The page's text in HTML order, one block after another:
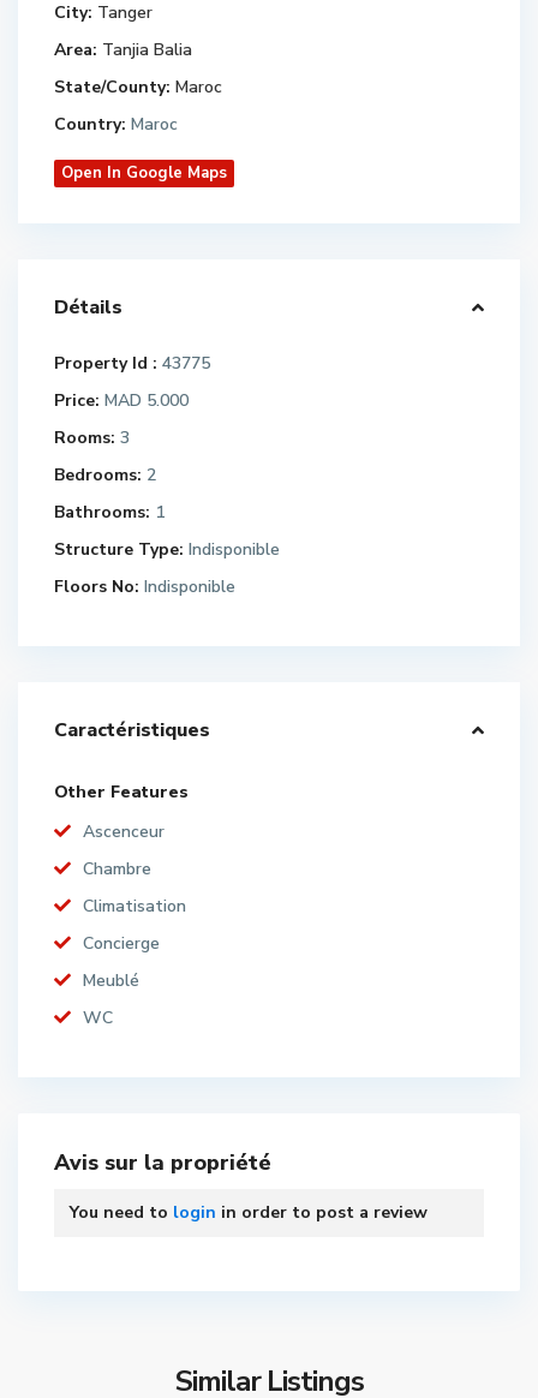
City: Tanger
Area: Tanjia Balia
State/County: Maroc
Country: Maroc
Open In Google Maps
Détails
Property Id : 43775
Price: MAD 5.000
Rooms: 3
Bedrooms: 2
Bathrooms: 1
Structure Type: Indisponible
Floors No: Indisponible
Caractéristiques
Other Features
Ascenceur
Chambre
Climatisation
Concierge
Meublé
WC
Avis sur la propriété
You need to login in order to post a review
Similar Listings